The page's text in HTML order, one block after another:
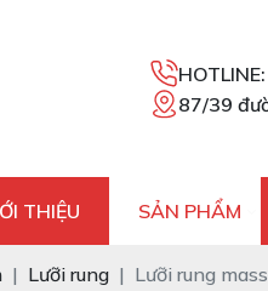
HOTLINE:
87/39
THIỆU SẢN PHẨM
Lưỡi rung Lưỡi rung